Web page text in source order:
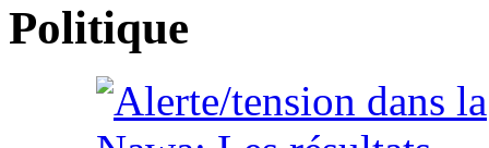
Politique